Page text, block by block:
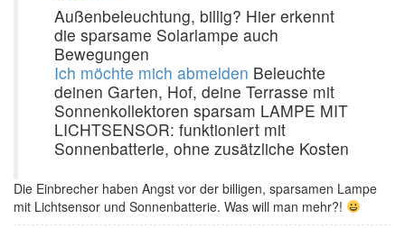
Außenbeleuchtung, billig? Hier erkennt
die sparsame Solarlampe auch
Bewegungen
Ich möchte mich abmelden Beleuchte
deinen Garten, Hof, deine Terrasse mit
Sonnenkollektoren sparsam LAMPE MIT
LICHTSENSOR: funktioniert mit
Sonnenbatterie, ohne zusätzliche Kosten
Die Einbrecher haben Angst vor der billigen, sparsamen Lampe
mit Lichtsensor und Sonnenbatterie. Was will man mehr?!